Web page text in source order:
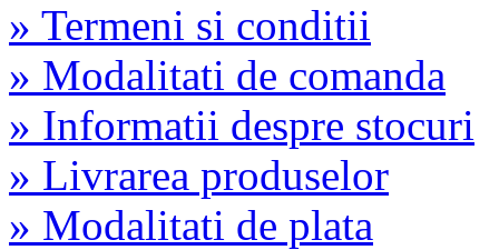
» Termeni si conditii
» Modalitati de comanda
» Informatii despre stocuri
» Livrarea produselor
» Modalitati de plata